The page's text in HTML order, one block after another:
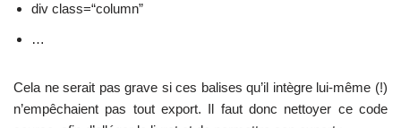
div class=“column”
…
Cela ne serait pas grave si ces balises qu’il intègre lui-même (!)
n’empêchaient pas tout export. Il faut donc nettoyer ce code